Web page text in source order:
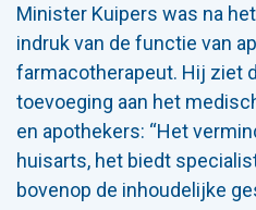
Minister Kuipers was na
indruk van de functie van
farmacotherapeut. Hij ziet
toevoeging aan het
en apothekers: “Het
huisarts, het biedt
bovenop de inhoudelijke